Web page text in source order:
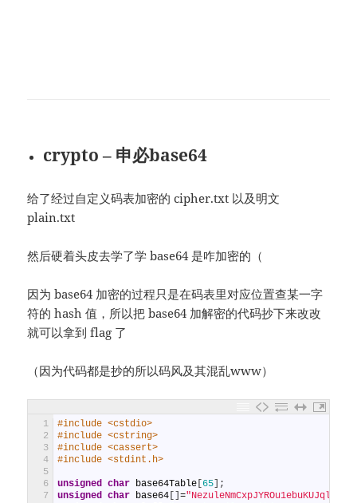
crypto – 申必base64
给了经过自定义码表加密的 cipher.txt 以及明文
plain.txt
然后硬着头皮去学了学 base64 是咋加密的（
因为 base64 加密的过程只是在码表里对应位置查某一字
符的 hash 值，所以把 base64 加解密的代码抄下来改改
就可以拿到 flag 了
（因为代码都是抄的所以码风及其混乱www）
1
2
3
4
5
6
7
#include <cstdio>
#include <cstring>
#include <cassert>
#include <stdint.h>
unsigned char base64Table [65] ;
unsigned
char base64 []=